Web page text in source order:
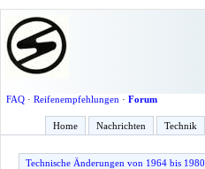
FAQ· Reifenempfehlungen · Forum
Home Nachrichten Technik
Technische Änderungen von 1964 bis 1980